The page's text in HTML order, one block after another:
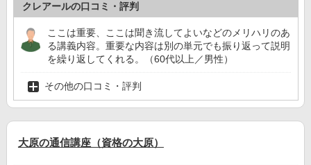
クレアールの口コミ・評判
ここは重要、ここは聞き流してよいなどのメリハリのあ
る講義内容。重要な内容は別の単元でも振り返って説明
を繰り返してくれる。（60代以上／男性）
その他の口コミ・評判
大原の通信講座（資格の大原）